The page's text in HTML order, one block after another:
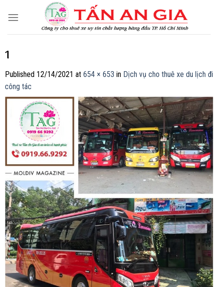
1
Published 12/14/2021 at 654 × 653 in Dịch vụ cho thuê xe du lịch đi
công tác